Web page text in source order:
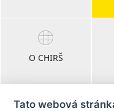
O CHIRŠ
Tato webová